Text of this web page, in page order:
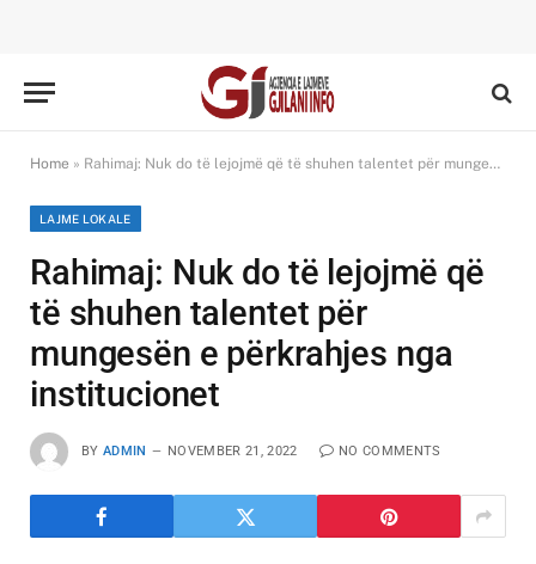
Home » Rahimaj: Nuk do të lejojmë që të shuhen talentet për mungesën e përkrahjes nga institucionet
LAJME LOKALE
Rahimaj: Nuk do të lejojmë që
të shuhen talentet për
mungesën e përkrahjes nga
institucionet
BY ADMIN NOVEMBER 21, 2022 NO COMMENTS